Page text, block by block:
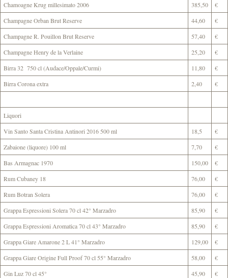
Chamoagne Krug millesimato 2006
385,50
€
Champagne Orban Brut Reserve
44,60
€
Champagne R. Pouillon Brut Reserve
57,40
€
Champagne Henry de la Verlaine
25,20
€
Birra 32 750 cl (Audace/Oppale/Curmi)
11,80
€
Birra Corona extra
2,40 €
Liquori
Vin Santo Santa Cristina Antinori 2016 500 ml
18,5
€
Zabaione (liquore) 100 ml
7,70
€
Bas Armagnac 1970
150,00
€
Rum Cubaney 18
76,00
€
Rum Botran Solera
76,00
€
Grappa Espressioni Solera 70 cl 42° Marzadro
85,90
€
Grappa Espressioni Aromatica 70 cl 43° Marzadro
85,90
€
Grappa Giare Amarone 2 L 41° Marzadro
129,00
€
Grappa Giare Origine Full Proof 70 cl 55° Marzadro
58,00
€
Gin Luz 70 cl 45°
45,90
€